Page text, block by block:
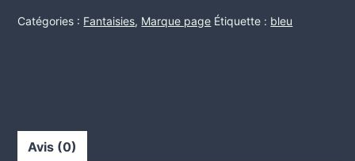
Catégories : Fantaisies, Marque page Étiquette : bleu
Avis (0)